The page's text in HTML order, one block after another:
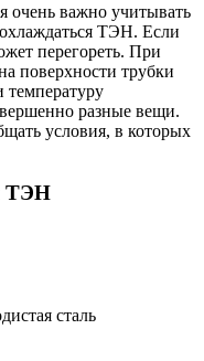
важно учитывать
ТЭН. Если
перегореть. При
поверхности трубки
температуру
разные вещи.
условия, в которых
ТЭН
сталь